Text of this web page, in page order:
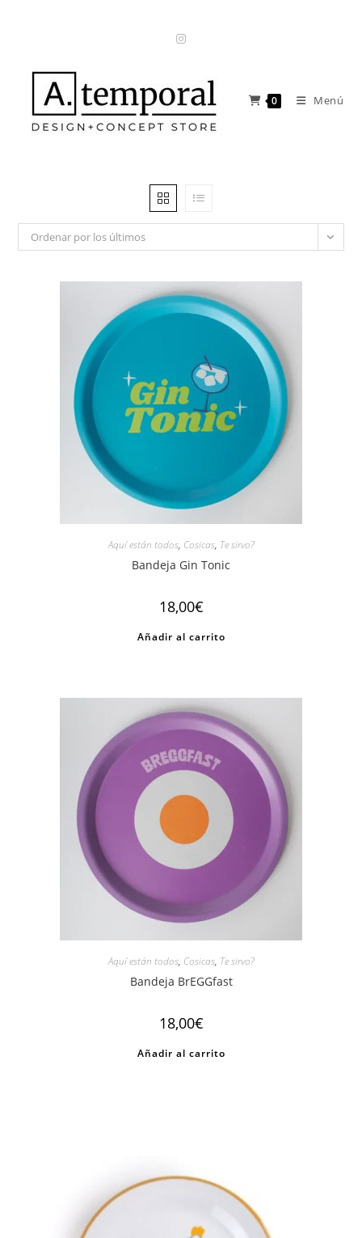
0 Menú
Ordenar por los últimos
Aquí están todos, Cosicas, Te sirvo?
Bandeja Gin Tonic
18,00€
Añadir al carrito
Aquí están todos, Cosicas, Te sirvo?
Bandeja BrEGGfast
18,00€
Añadir al carrito